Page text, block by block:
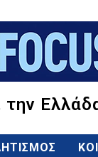
την